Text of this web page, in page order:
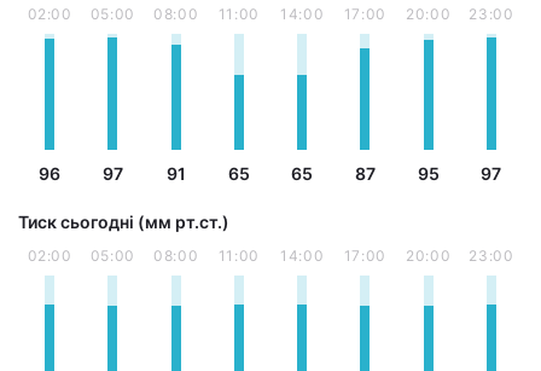
02:00
96
05:00
97
08:00
91
11:00
65
14:00
65
17:00
87
20:00
95
23:00
97
Тиск сьогодні (мм рт.ст.)
02:00 05:00 08:00 11:00 14:00 17:00 20:00 23:00